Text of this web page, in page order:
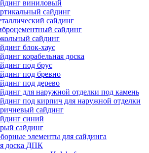
виниловый
сайдинг
сайдинг
сайдинг
сайдинг
блок-хаус
корабельная доска
под брус
под бревно
под дерево
для наружной отделки под камень
под кирпич для наружной отделки
сайдинг
синий
сайдинг
элементы для сайдинга
доска ДПК